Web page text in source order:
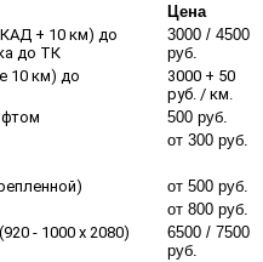
Цена
+ 10 км) до
до ТК
3000 / 4500
руб.
10 км) до
3000 + 50
руб. / км.
500 руб.
от 300 руб.
от 500 руб.
от 800 руб.
- 1000 х 2080)
6500 / 7500
руб.